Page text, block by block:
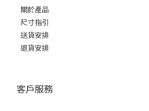
關於產品
尺寸指引
送貨安排
退貨安排
客戶服務